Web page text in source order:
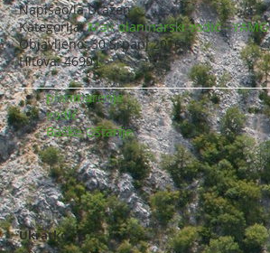
Napisao/laDražen
Kategorija:Mali planinarski vodič - YAMG
Objavljeno: 30 Srpanj 2016
Hitova: 46991
planinarenje
vodič
Baške Oštarije
Ukratko